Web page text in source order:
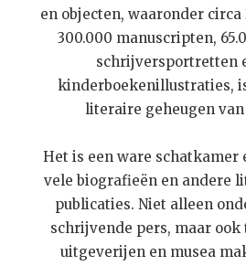
en objecten, waaronder
300.000 manuscripten,
schrijversportretten
kinderboekenillustraties,
literaire geheugen
Het is een ware schatkamer
vele biografieën en andere
publicaties. Niet alleen
schrijvende pers, maar ook
uitgeverijen en musea